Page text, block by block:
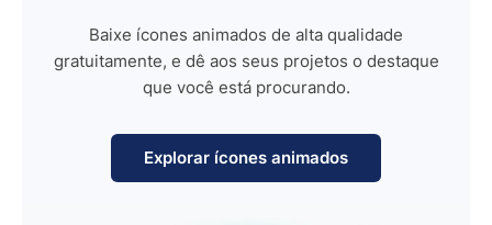
Baixe ícones animados de alta qualidade
gratuitamente, e dê aos seus projetos o destaque
que você está procurando.
Explorar ícones animados